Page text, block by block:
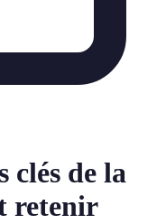
clés de la
retenir